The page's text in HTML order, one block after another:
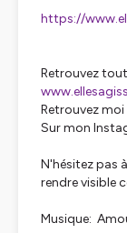
https://
Retrouvez
Retrouvez moi
Sur mon
N'hésitez pas
rendre visible
Musique: